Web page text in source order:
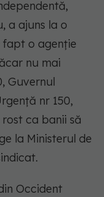
a ajuns la o
fapt o agenție
nu mai
Guvernul
nr 150,
ca banii să
la Ministerul de
Occident